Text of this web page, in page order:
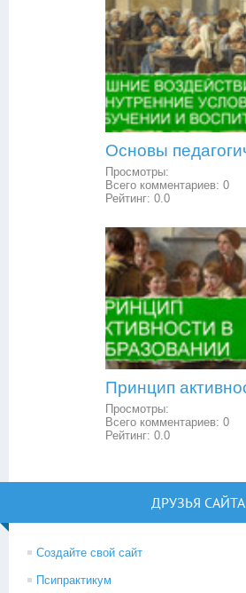
Просмотры:
Всего комментариев: 0
Рейтинг: 0.0
Просмотры:
Всего комментариев: 0
Рейтинг: 0.0
ДРУЗЬЯ САЙТА
Создайте свой сайт
Псипрактикум